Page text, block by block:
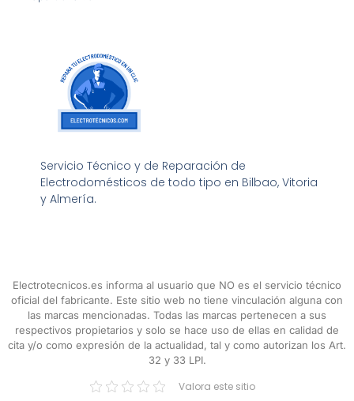
Servicio Técnico y de Reparación de
Electrodomésticos de todo tipo en Bilbao, Vitoria
y Almería.
Electrotecnicos.es informa al usuario que NO es el servicio técnico
oficial del fabricante. Este sitio web no tiene vinculación alguna con
las marcas mencionadas. Todas las marcas pertenecen a sus
respectivos propietarios y solo se hace uso de ellas en calidad de
cita y/o como expresión de la actualidad, tal y como autorizan los Art.
32 y 33 LPI.
Valora este sitio